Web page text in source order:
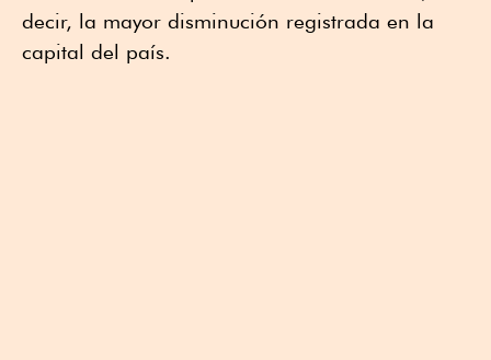
decir, la mayor disminución registrada en la
capital del país.